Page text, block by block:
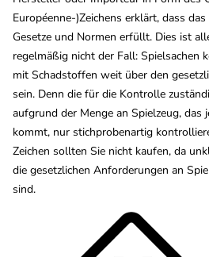
Européenne-)Zeichens erklärt, dass
Gesetze und Normen erfüllt. Dies ist
regelmäßig nicht der Fall: Spielsachen
mit Schadstoffen weit über den
sein. Denn die für die Kontrolle
aufgrund der Menge an Spielzeug, das
kommt, nur stichprobenartig
Zeichen sollten Sie nicht kaufen, da
die gesetzlichen Anforderungen an
sind.